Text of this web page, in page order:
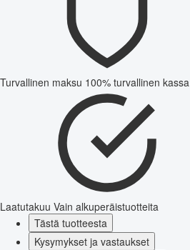
Turvallinen maksu 100% turvallinen kassa
Laatutakuu Vain alkuperäistuotteita
Tästä tuotteesta
Kysymykset ja vastaukset